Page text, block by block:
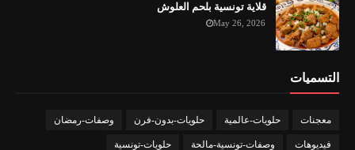
قلاية تونسية بلحم العلوش
May 26, 2026
التسميات
معجنات حلويات-عالمية حلويات-بدون-فرن وصفات-رمضان
فيديوهات وصفات-تونسية-مالحة حلويات-تونسية